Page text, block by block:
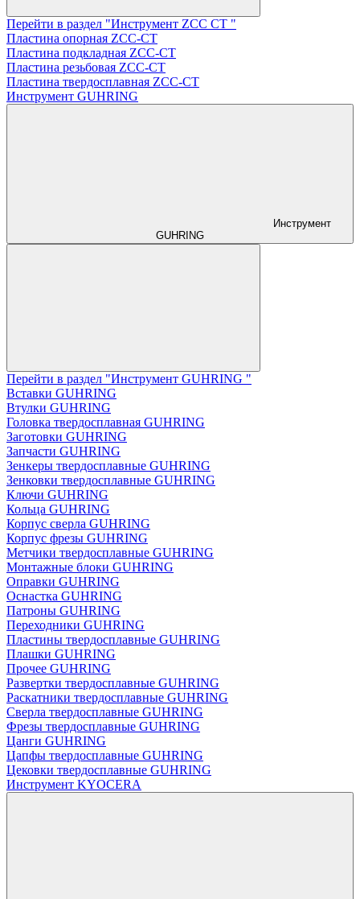
Перейти в раздел "Инструмент ZCС CT "
Пластина опорная ZCC-CT
Пластина подкладная ZCC-CT
Пластина резьбовая ZCC-CT
Пластина твердосплавная ZCC-CT
Инструмент GUHRING
Инструмент
GUHRING
Перейти в раздел "Инструмент GUHRING "
Вставки GUHRING
Втулки GUHRING
Головка твердосплавная GUHRING
Заготовки GUHRING
Запчасти GUHRING
Зенкеры твердосплавные GUHRING
Зенковки твердосплавные GUHRING
Ключи GUHRING
Кольца GUHRING
Корпус сверла GUHRING
Корпус фрезы GUHRING
Метчики твердосплавные GUHRING
Монтажные блоки GUHRING
Оправки GUHRING
Оснастка GUHRING
Патроны GUHRING
Переходники GUHRING
Пластины твердосплавные GUHRING
Плашки GUHRING
Прочее GUHRING
Развертки твердосплавные GUHRING
Раскатники твердосплавные GUHRING
Сверла твердосплавные GUHRING
Фрезы твердосплавные GUHRING
Цанги GUHRING
Цапфы твердосплавные GUHRING
Цековки твердосплавные GUHRING
Инструмент KYOCERA